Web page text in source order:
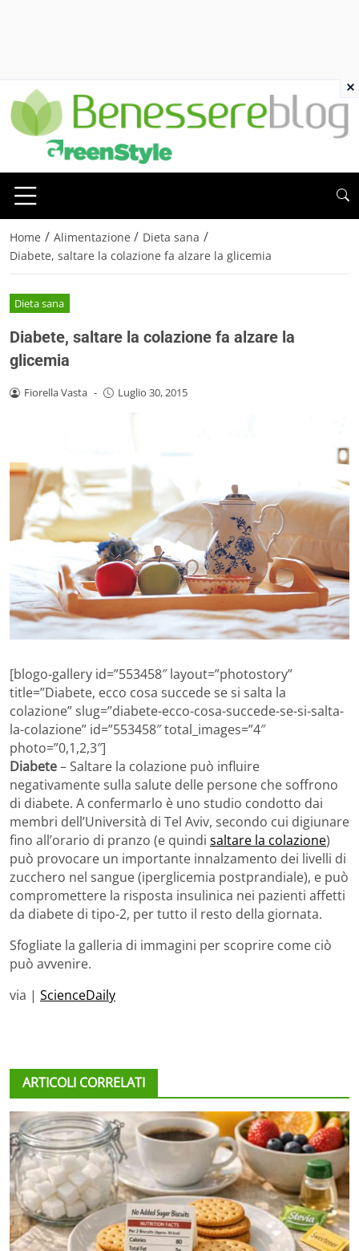
Home / Alimentazione / Dieta sana /
Diabete, saltare la colazione fa alzare la glicemia
Dieta sana
Diabete, saltare la colazione fa alzare la
glicemia
Fiorella Vasta - Luglio 30, 2015
[blogo-gallery id=”553458″ layout=”photostory”
title=”Diabete, ecco cosa succede se si salta la
colazione” slug=”diabete-ecco-cosa-succede-se-si-salta-
la-colazione” id=”553458″ total_images=”4″
photo=”0,1,2,3″]
Diabete– Saltare la colazione può influire
negativamente sulla salute delle persone che soffrono
di diabete. A confermarlo è uno studio condotto dai
membri dell’Università di Tel Aviv, secondo cui digiunare
fino all’orario di pranzo (e quindi saltare la colazione)
può provocare un importante innalzamento dei livelli di
zucchero nel sangue (iperglicemia postprandiale), e può
compromettere la risposta insulinica nei pazienti affetti
da diabete di tipo-2, per tutto il resto della giornata.
Sfogliate la galleria di immagini per scoprire come ciò
può avvenire.
via | ScienceDaily
ARTICOLI CORRELATI
×